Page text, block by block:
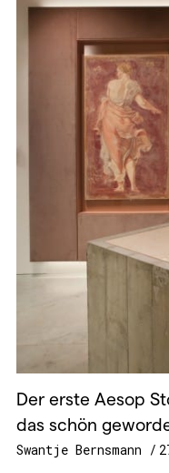
Der erste Aesop
das schön
Swantje Bernsmann